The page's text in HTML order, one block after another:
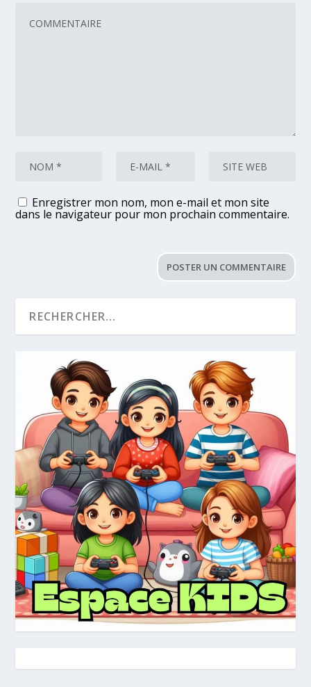
Enregistrer mon nom, mon e-mail et mon site
dans le navigateur pour mon prochain commentaire.